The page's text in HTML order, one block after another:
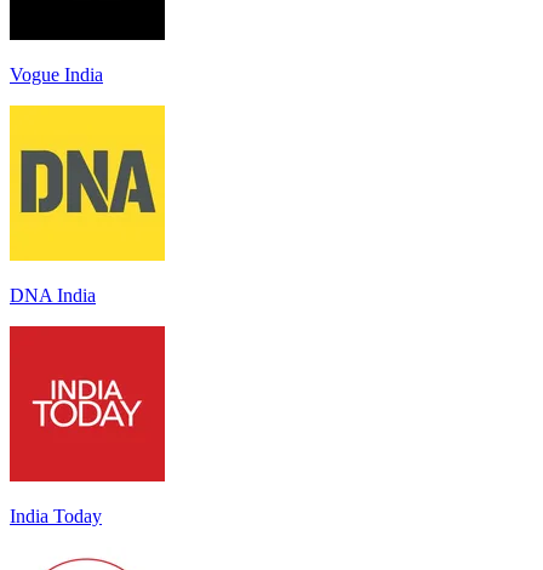
Vogue India
DNA India
India Today